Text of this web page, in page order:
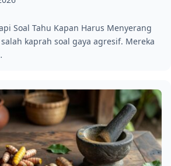
Soal Tahu Kapan Harus Menyerang
kaprah soal gaya agresif. Mereka